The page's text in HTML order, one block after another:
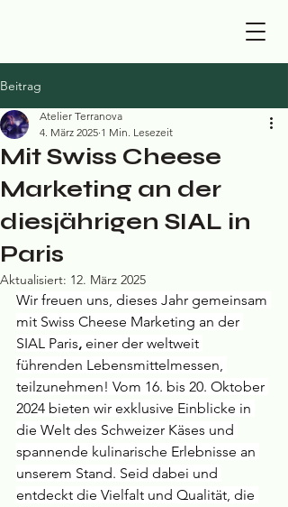
Beitrag
Mit Swiss Cheese
Marketing an der
diesjährigen SIAL in
Paris
Atelier Terranova
4. März 2025 1 Min. Lesezeit
Aktualisiert: 12. März 2025
Wir freuen uns, dieses Jahr gemeinsam
mit Swiss Cheese Marketing an der
SIAL Paris, einer der weltweit
führenden Lebensmittelmessen,
teilzunehmen! Vom 16. bis 20. Oktober
2024 bieten wir exklusive Einblicke in
die Welt des Schweizer Käses und
spannende kulinarische Erlebnisse an
unserem Stand. Seid dabei und
entdeckt die Vielfalt und Qualität, die